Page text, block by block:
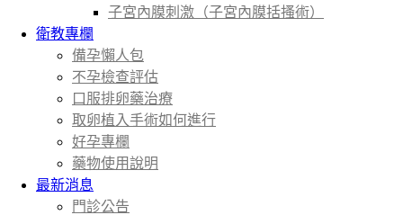
子宮內膜刺激（子宮內膜括搔術）
衛教專欄
備孕懶人包
不孕檢查評估
口服排卵藥治療
取卵植入手術如何進行
好孕專欄
藥物使用說明
最新消息
門診公告